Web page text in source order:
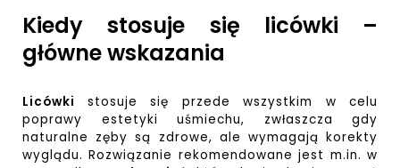
Kiedy stosuje się licówki –
główne wskazania
Licówki
stosuje się przede wszystkim w celu
poprawy estetyki uśmiechu, zwłaszcza gdy
naturalne zęby są zdrowe, ale wymagają korekty
wyglądu. Rozwiązanie rekomendowane jest m.in. w